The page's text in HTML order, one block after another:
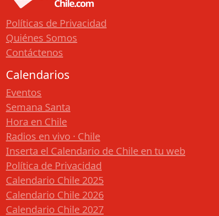
Políticas de Privacidad
Quiénes Somos
Contáctenos
Calendarios
Eventos
Semana Santa
Hora en Chile
Radios en vivo · Chile
Inserta el Calendario de Chile en tu web
Política de Privacidad
Calendario Chile 2025
Calendario Chile 2026
Calendario Chile 2027